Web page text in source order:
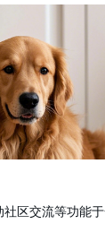
区交流等功能